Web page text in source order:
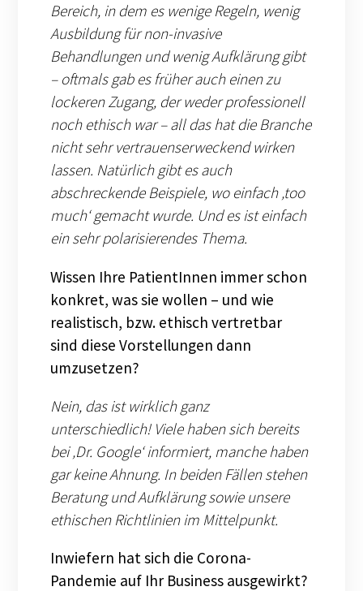
Bereich, in dem es wenige Regeln, wenig
Ausbildung für non-invasive
Behandlungen und wenig Aufklärung gibt
– oftmals gab es früher auch einen zu
lockeren Zugang, der weder professionell
noch ethisch war – all das hat die Branche
nicht sehr vertrauenserweckend wirken
lassen. Natürlich gibt es auch
abschreckende Beispiele, wo einfach ‚too
much‘ gemacht wurde. Und es ist einfach
ein sehr polarisierendes Thema.
Wissen Ihre PatientInnen immer schon
konkret, was sie wollen – und wie
realistisch, bzw. ethisch vertretbar
sind diese Vorstellungen dann
umzusetzen?
Nein, das ist wirklich ganz
unterschiedlich! Viele haben sich bereits
bei ‚Dr. Google‘ informiert, manche haben
gar keine Ahnung. In beiden Fällen stehen
Beratung und Aufklärung sowie unsere
ethischen Richtlinien im Mittelpunkt.
Inwiefern hat sich die Corona-
Pandemie auf Ihr Business ausgewirkt?